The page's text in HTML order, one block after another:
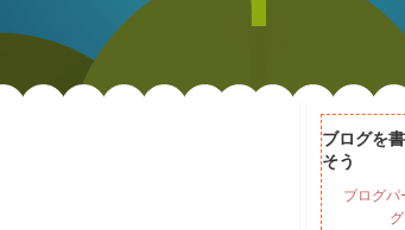
ブログを
そう
ブログパ